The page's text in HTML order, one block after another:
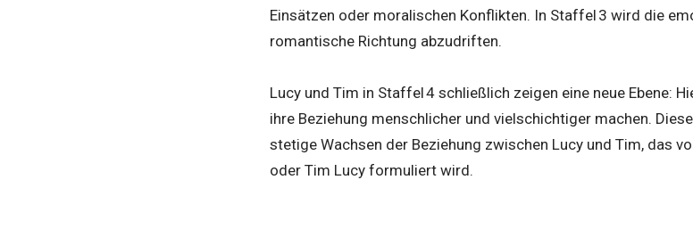
Einsätzen oder moralischen Konflikten. In Staffel 3 wird die
romantische Richtung abzudriften.
Lucy und Tim in Staffel 4 schließlich zeigen eine neue Ebene:
ihre Beziehung menschlicher und vielschichtiger machen.
stetige Wachsen der Beziehung zwischen Lucy und Tim, das
oder Tim Lucy formuliert wird.